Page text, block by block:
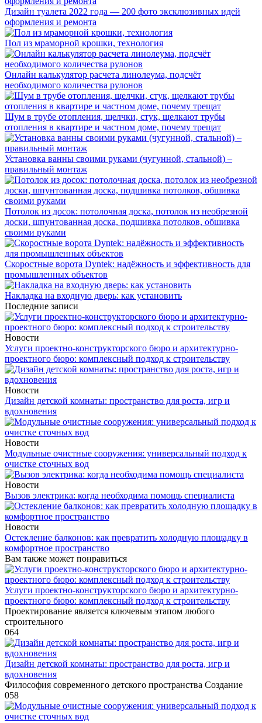
Дизайн туалета 2022 года — 200 фото эксклюзивных идей
оформления и ремонта
Пол из мраморной крошки, технология
Онлайн калькулятор расчета линолеума, подсчёт
необходимого количества рулонов
Шум в трубе отопления, щелчки, стук, щелкают трубы
отопления в квартире и частном доме, почему трещат
Установка ванны своими руками (чугунной, стальной) –
правильный монтаж
Потолок из досок: потолочная доска, потолок из необрезной
доски, шпунтованная доска, подшивка потолков, обшивка
своими руками
Скоростные ворота Dyntek: надёжность и эффективность для
промышленных объектов
Накладка на входную дверь: как установить
Последние записи
Новости
Услуги проектно-конструкторского бюро и архитектурно-
проектного бюро: комплексный подход к строительству
Новости
Дизайн детской комнаты: пространство для роста, игр и
вдохновения
Новости
Модульные очистные сооружения: универсальный подход к
очистке сточных вод
Новости
Вызов электрика: когда необходима помощь специалиста
Новости
Остекление балконов: как превратить холодную площадку в
комфортное пространство
Вам также может понравиться
Услуги проектно-конструкторского бюро и архитектурно-
проектного бюро: комплексный подход к строительству
Проектирование является ключевым этапом любого
строительного
064
Дизайн детской комнаты: пространство для роста, игр и
вдохновения
Философия современного детского пространства Создание
058